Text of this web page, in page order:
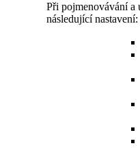
Při pojmenovávání a
následující nastavení: